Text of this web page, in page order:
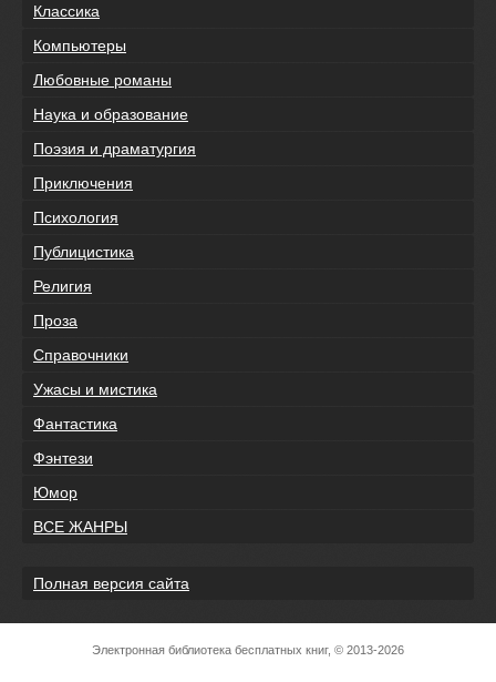
Классика
Компьютеры
Любовные романы
Наука и образование
Поэзия и драматургия
Приключения
Психология
Публицистика
Религия
Проза
Справочники
Ужасы и мистика
Фантастика
Фэнтези
Юмор
ВСЕ ЖАНРЫ
Полная версия сайта
Электронная библиотека бесплатных книг, © 2013-2026